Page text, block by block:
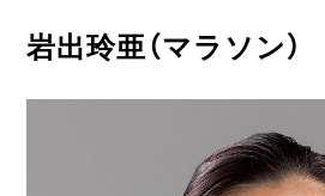
岩出玲亜（マラソン）